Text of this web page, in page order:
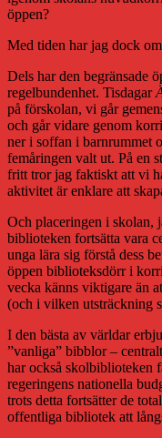
öppen?
Med tiden har jag dock
Dels har den begränsade
regelbundenhet. Tisdagar
på förskolan, vi går
och går vidare genom
ner i soffan i barnrummet
femåringen valt ut. På en
fritt tror jag faktiskt att vi
aktivitet är enklare att
Och placeringen i skolan,
biblioteken fortsätta vara
unga lära sig förstå dess
öppen biblioteksdörr i
vecka känns viktigare än
(och i vilken utsträckning
I den bästa av världar
”vanliga” bibblor –
har också skolbiblioteken
regeringens nationella
trots detta fortsätter de
offentliga bibliotek att